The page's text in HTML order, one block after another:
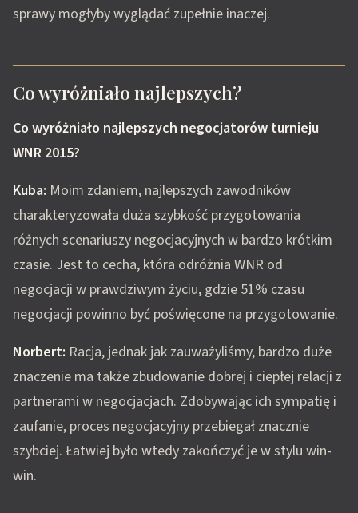
sprawy mogłyby wyglądać zupełnie inaczej.
Co wyróżniało najlepszych?
Co wyróżniało najlepszych negocjatorów turnieju
WNR 2015?
Kuba: Moim zdaniem, najlepszych zawodników
charakteryzowała duża szybkość przygotowania
różnych scenariuszy negocjacyjnych w bardzo krótkim
czasie. Jest to cecha, która odróżnia WNR od
negocjacji w prawdziwym życiu, gdzie 51% czasu
negocjacji powinno być poświęcone na przygotowanie.
Norbert: Racja, jednak jak zauważyliśmy, bardzo duże
znaczenie ma także zbudowanie dobrej i ciepłej relacji z
partnerami w negocjacjach. Zdobywając ich sympatię i
zaufanie, proces negocjacyjny przebiegał znacznie
szybciej. Łatwiej było wtedy zakończyć je w stylu win-
win.